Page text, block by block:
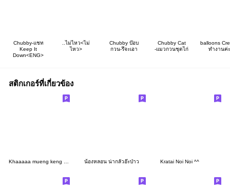
Chubby-แชท
Keep It
Down<ENG>
..ไม่ไหว<ไม่
ไหว>
Chubby บ๊อบ
กวน-รึจะเอา
Chubby Cat
-แมวกวนชุดไก่
balloons
ทำงานค่ะ
สติกเกอร์ที่เกี่ยวข้อง
Khaaaaa mueng keng --*-- น้องหลอน น่ากลัวอ๊ะป่าว Kratai Noi Noi ^^